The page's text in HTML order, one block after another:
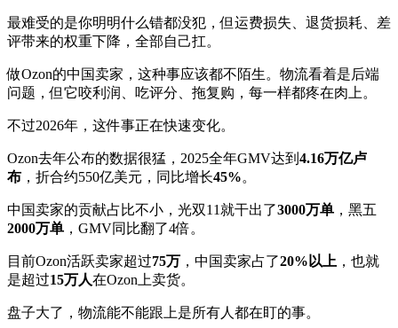
最难受的是你明明什么错都没犯，但运费损失、退货损耗、差
评带来的权重下降，全部自己扛。
做Ozon的中国卖家，这种事应该都不陌生。物流看着是后端
问题，但它咬利润、吃评分、拖复购，每一样都疼在肉上。
不过2026年，这件事正在快速变化。
Ozon去年公布的数据很猛，2025全年GMV达到 4.16万亿卢
布 ，折合约550亿美元，同比增长45%。
中国卖家的贡献占比不小，光双11就干出了3000万单 ，黑五
2000万单 ，GMV同比翻了4倍。
目前Ozon活跃卖家超过75万 ，中国卖家占了20%以上 ，也就
是超过15万人在Ozon上卖货。
盘子大了，物流能不能跟上是所有人都在盯的事。